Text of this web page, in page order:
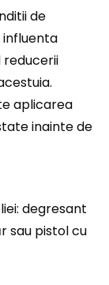
de
reducerii
aplicarea
inainte de
degresant
sau pistol cu